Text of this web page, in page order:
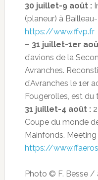
30 juillet-9 août :
(planeur) à
https://www.ffvp.fr
– 31 juillet-1er
d’avions de la
Avranches.
d’Avranches le 1er
Fougerolles, est du
31 juillet-4 août :
Coupe du monde
Mainfonds.
https://
Photo © F. Besse /